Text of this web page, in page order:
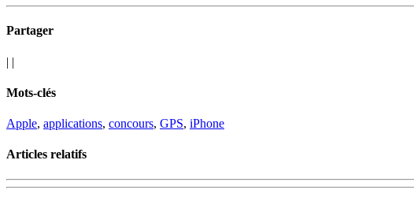
Partager
| |
Mots-clés
Apple, applications, concours, GPS, iPhone
Articles relatifs